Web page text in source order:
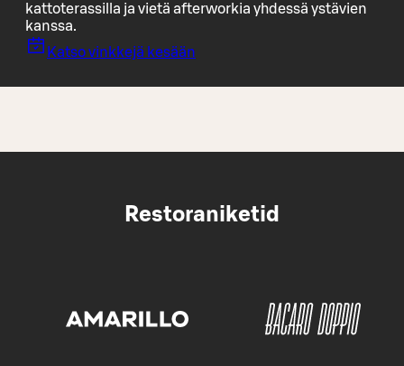
kattoterassilla ja vietä afterworkia yhdessä ystävien
kanssa.
Katso vinkkejä kesään
Restoraniketid